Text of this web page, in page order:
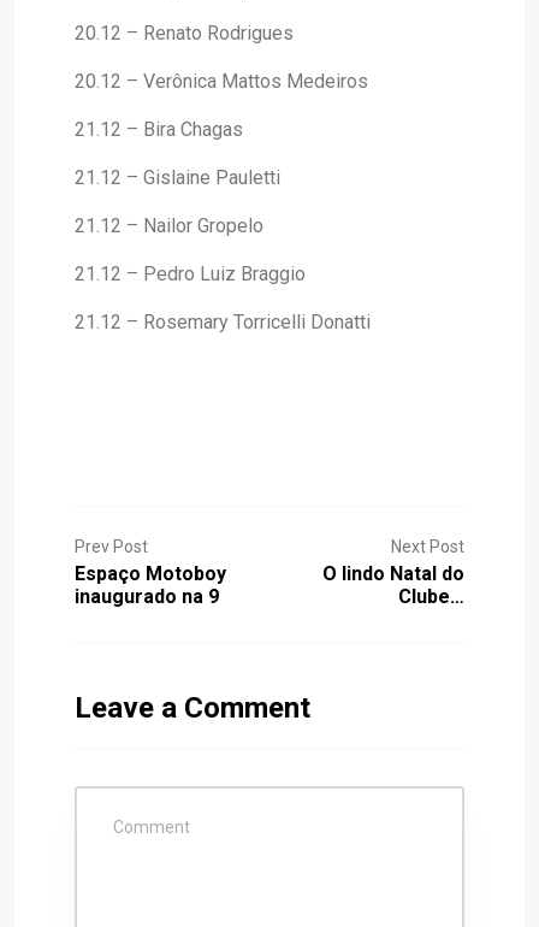
20.12 – Renato Rodrigues
20.12 – Verônica Mattos Medeiros
21.12 – Bira Chagas
21.12 – Gislaine Pauletti
21.12 – Nailor Gropelo
21.12 – Pedro Luiz Braggio
21.12 – Rosemary Torricelli Donatti
Prev Post
Espaço Motoboy
inaugurado na 9
Next Post
O lindo Natal do
Clube…
Leave a Comment